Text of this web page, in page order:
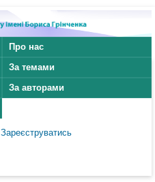
Про нас
За темами
За авторами
Зареєструватись